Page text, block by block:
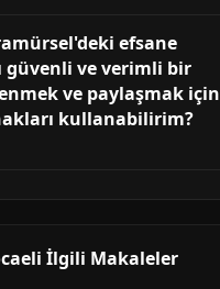
efsane
güvenli ve verimli bir
ve paylaşmak için
kullanabilirim?
İlgili Makaleler